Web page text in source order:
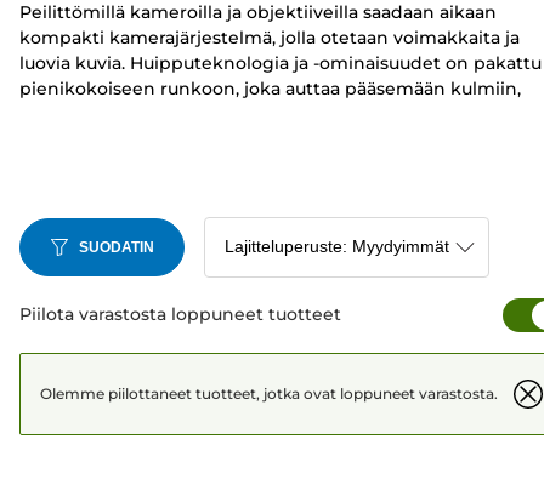
Peilittömillä kameroilla ja objektiiveilla saadaan aikaan
kompakti kamerajärjestelmä, jolla otetaan voimakkaita ja
luovia kuvia. Huipputeknologia ja -ominaisuudet on pakattu
pienikokoiseen runkoon, joka auttaa pääsemään kulmiin,
EOS M -malleihin.
SUODATIN
Piilota varastosta loppuneet tuotteet
Olemme piilottaneet tuotteet, jotka ovat loppuneet varastosta.